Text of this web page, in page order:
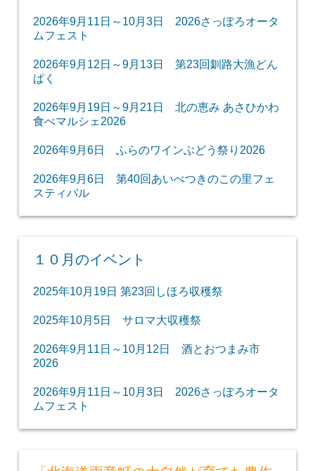
2026年9月11日～10月3日 2026さっぽろオータ
ムフェスト
2026年9月12日～9月13日 第23回釧路大漁どん
ぱく
2026年9月19日～9月21日 北の恵み あさひかわ
食べマルシェ2026
2026年9月6日 ふらのワインぶどう祭り2026
2026年9月6日 第40回あいべつきのこの里フェ
スティバル
１０月のイベント
2025年10月19日 第23回しほろ収穫祭
2025年10月5日 サロマ大収穫祭
2026年9月11日～10月12日 酒とおつまみ市
2026
2026年9月11日～10月3日 2026さっぽろオータ
ムフェスト